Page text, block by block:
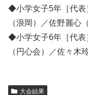
◆小学女子5年［代表
（浪岡）／佐野麗心
◆小学女子6年［代表
（円心会）／佐々木
大会結果